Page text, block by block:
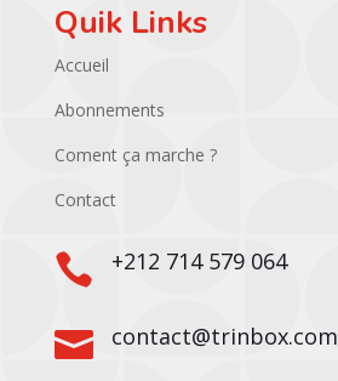
Quik Links
Accueil
Abonnements
Coment ça marche ?
Contact
 +212 714 579 064
 contact@trinbox.com